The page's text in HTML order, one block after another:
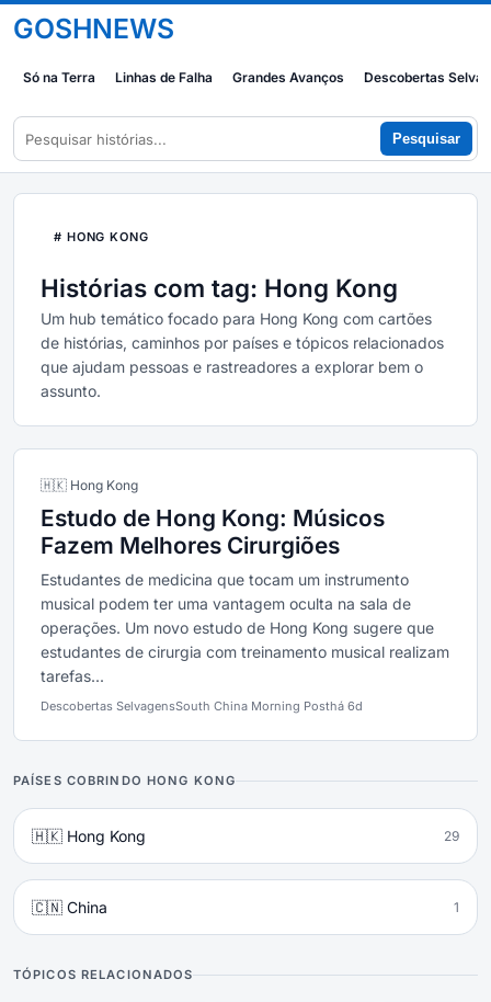
GOSHNEWS
Só na Terra Linhas de Falha Grandes Avanços Descobertas
Pesquisar
# HONG KONG
Histórias com tag: Hong Kong
Um hub temático focado para Hong Kong com cartões
de histórias, caminhos por países e tópicos relacionados
que ajudam pessoas e rastreadores a explorar bem o
assunto.
🇭🇰 Hong Kong
Estudo de Hong Kong: Músicos
Fazem Melhores Cirurgiões
Estudantes de medicina que tocam um instrumento
musical podem ter uma vantagem oculta na sala de
operações. Um novo estudo de Hong Kong sugere que
estudantes de cirurgia com treinamento musical realizam
tarefas...
Descobertas SelvagensSouth China Morning Posthá 6d
PAÍSES COBRINDO HONG KONG
🇭🇰 Hong Kong 29
🇨🇳 China 1
TÓPICOS RELACIONADOS